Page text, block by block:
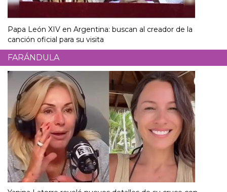
Papa León XIV en Argentina: buscan al creador de la
canción oficial para su visita
FARÁNDULA